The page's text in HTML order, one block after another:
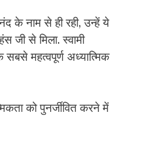
के नाम से ही रही, उन्हें ये
जी से मिला. स्वामी
सबसे महत्वपूर्ण अध्यात्मिक
को पुनर्जीवित करने में